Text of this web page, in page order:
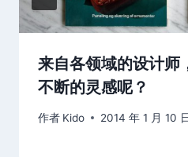
来自各领域的设计师
不断的灵感呢？
作者 Kido 2014 年 1 月 10